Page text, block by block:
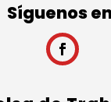
Síguenos